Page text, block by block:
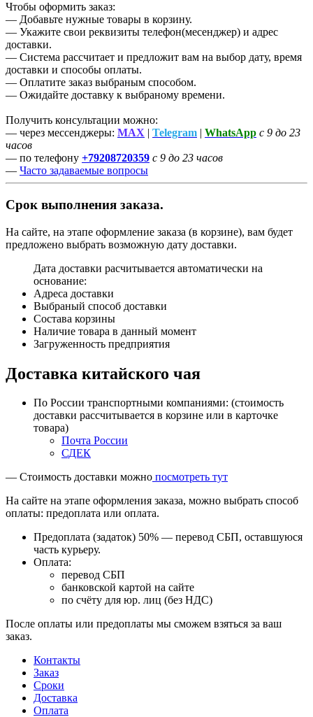
Чтобы оформить заказ:
— Добавьте нужные товары в корзину.
— Укажите свои реквизиты телефон(месенджер) и адрес
доставки.
— Система рассчитает и предложит вам на выбор дату, время
доставки и способы оплаты.
— Оплатите заказ выбраным способом.
— Ожидайте доставку к выбраному времени.
Получить консультации можно:
— через мессенджеры: MAX | Telegram | WhatsApp с 9 до 23
часов
— по телефону +79208720359 с 9 до 23 часов
— Часто задаваемые вопросы
Срок выполнения заказа.
На сайте, на этапе оформление заказа (в корзине), вам будет
предложено выбрать возможную дату доставки.
Дата доставки расчитывается автоматически на
основание:
Адреса доставки
Выбраный способ доставки
Состава корзины
Наличие товара в данный момент
Загруженность предприятия
Доставка китайского чая
По России транспортными компаниями: (стоимость
доставки рассчитывается в корзине или в карточке
товара)
Почта России
СДЕК
— Стоимость доставки можно посмотреть тут
На сайте на этапе оформления заказа, можно выбрать способ
оплаты: предоплата или оплата.
Предоплата (задаток) 50% — перевод СБП, оставшуюся
часть курьеру.
Оплата:
перевод СБП
банковской картой на сайте
по счёту для юр. лиц (без НДС)
После оплаты или предоплаты мы сможем взяться за ваш
заказ.
Контакты
Заказ
Cроки
Доставка
Оплата